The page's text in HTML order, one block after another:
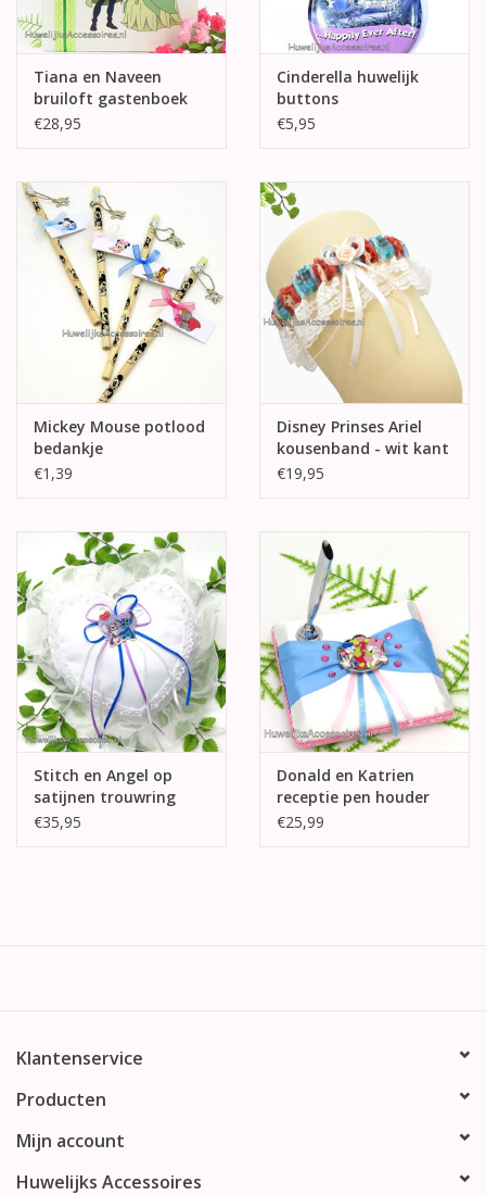
Tiana en Naveen
bruiloft gastenboek
€28,95
Cinderella huwelijk
buttons
€5,95
Mickey Mouse potlood
bedankje
€1,39
Disney Prinses Ariel
kousenband - wit kant
€19,95
Stitch en Angel op
satijnen trouwring
kussen
€35,95
Donald en Katrien
receptie pen houder
€25,99
Klantenservice
Producten
Mijn account
Huwelijks Accessoires